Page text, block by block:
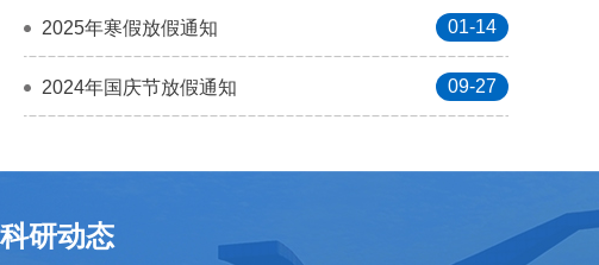
01-14
2025年寒假放假通知
09-27
2024年国庆节放假通知
科研动态